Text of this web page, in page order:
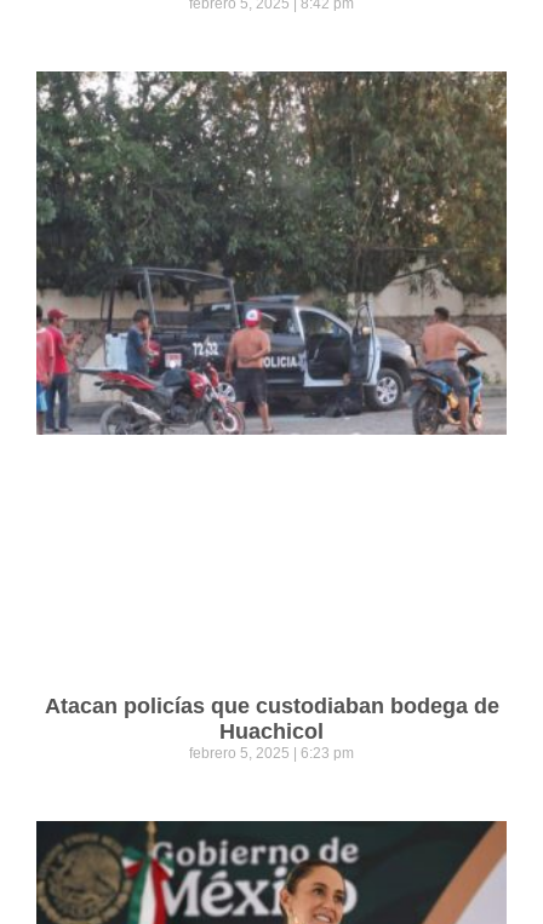
febrero 5, 2025 8:42 pm
Atacan policías que custodiaban bodega de
Huachicol
febrero 5, 2025 6:23 pm